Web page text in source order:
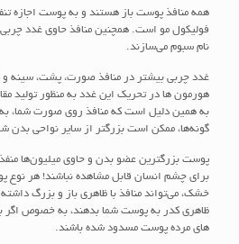
همه منافذ پوست باز هستند و به پوست اجازه
فولیکول مو است. همچنین منافذ حاوی غدد
نام سبوم می‌سازند.
غدد چربی بیشتر در منافذ صورت، پشت، سینه و
هورمون ها در تحریک این غدد به منظور تولید
به همین دلیل است که منافذ روی صورت شما، به
گونه‌ها، ممکن است بزرگتر از سایر نواحی بدن
پوست بزرگترین عضو بدن و حاوی میلیون‌ها
برای چشم انسان قابل مشاهده نباشند! هر نوع
خشک، می‌تواند منافذ با ظاهری باز و بزرگ
ظاهری کدر به پوست شما بدهند، به خصوص اگر با
های مرده پوست مسدود شده باشند.